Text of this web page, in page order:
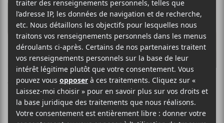
Wendy Eisenberg
FOLK JAZZ